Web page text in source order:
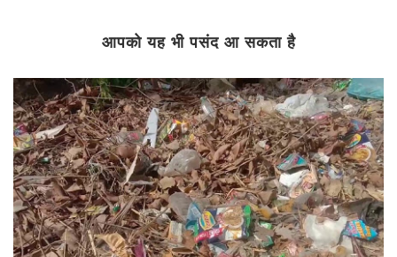
आपको यह भी पसंद आ सकता है